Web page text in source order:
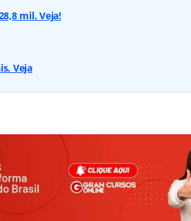
mil. Veja!
Veja